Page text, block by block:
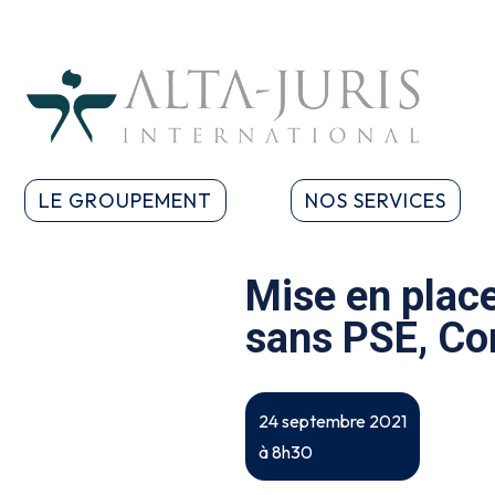
LE GROUPEMENT NOS SERVICES
Mise en
sans PSE,
24 septembre 2021
à 8h30